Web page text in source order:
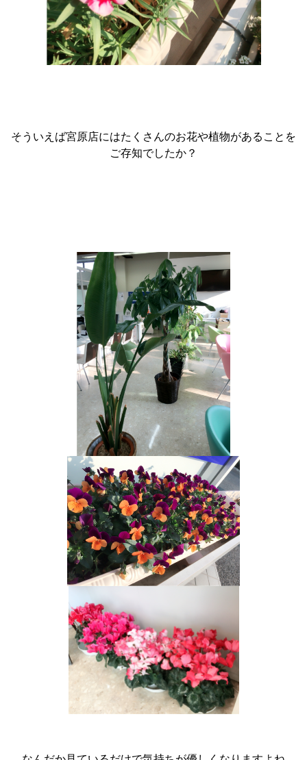
そういえば宮原店にはたくさんのお花や植物があることを
ご存知でしたか？